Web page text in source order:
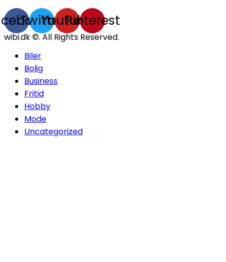
TwitterYoutube
Pinterest
wibi.dk ©. All Rights Reserved.
Biler
Bolig
Business
Fritid
Hobby
Mode
Uncategorized